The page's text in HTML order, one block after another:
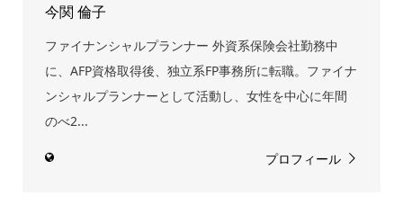
今関 倫子
ファイナンシャルプランナー 外資系保険会社勤務中
に、AFP資格取得後、独立系FP事務所に転職。ファイナ
ンシャルプランナーとして活動し、女性を中心に年間
のべ2...
プロフィール